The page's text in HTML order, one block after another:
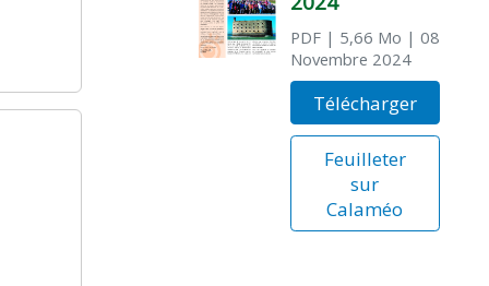
PDF| 5,66 Mo | 08
Novembre 2024
Télécharger
Feuilleter
sur
Calaméo